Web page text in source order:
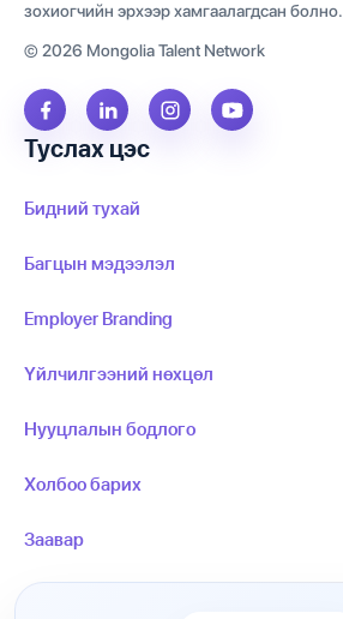
зохиогчийн эрхээр хамгаалагдсан болно.
© 2026 Mongolia Talent Network
Туслах цэс
Бидний тухай
Багцын мэдээлэл
Employer Branding
Үйлчилгээний нөхцөл
Нууцлалын бодлого
Холбоо барих
Заавар